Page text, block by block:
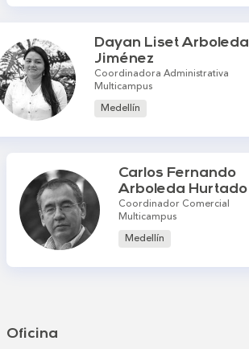
Dayan Liset Arboleda
Jiménez
Coordinadora Administrativa
Multicampus
Medellín
Carlos Fernando
Arboleda Hurtado
Coordinador Comercial
Multicampus
Medellín
Oficina